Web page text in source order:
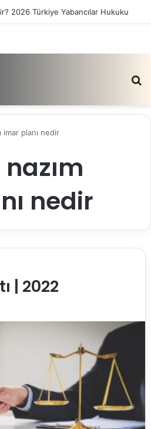
2026 Türkiye Yabancılar Hukuku
imar planı nedir
nedir
| 2022